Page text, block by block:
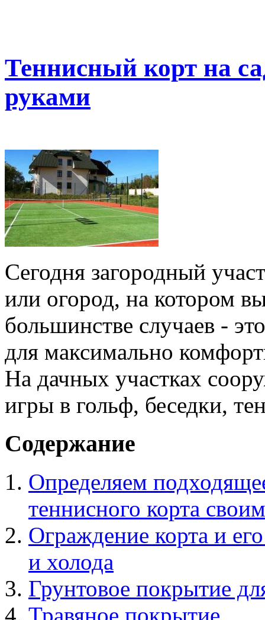
Теннисный корт на
руками
Сегодня загородный
или огород, на котором
большинстве случаев -
для максимально
На дачных участках
игры в гольф, беседки,
Содержание
Определяем
теннисного корта
Ограждение корта и
и холода
Грунтовое покрытие
Травяное покрытие